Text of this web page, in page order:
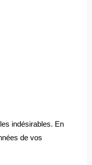
indésirables. En
de vos